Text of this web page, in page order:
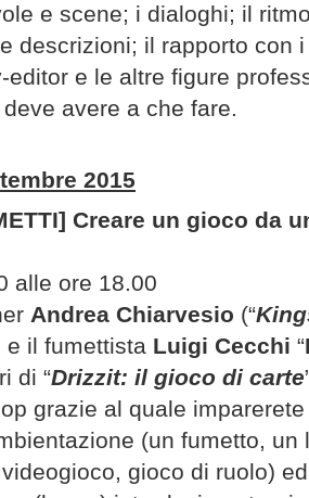
e scene; i dialoghi; il
descrizioni; il rapporto con
editor e le altre figure
avere a che fare.
2015
Creare un gioco da
alle ore 18.00
Andrea Chiarvesio (“
e il fumettista Luigi Cecchi “
di “Drizzit: il gioco di carte
grazie al quale
(un fumetto,
gioco di ruolo)